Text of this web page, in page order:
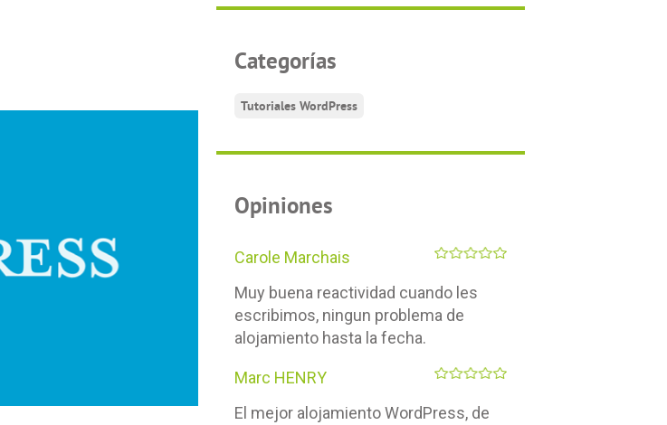
Categorías
Tutoriales WordPress
Opiniones
Carole Marchais
Muy buena reactividad cuando les
escribimos, ningun problema de
alojamiento hasta la fecha.
Marc HENRY
El mejor alojamiento WordPress, de